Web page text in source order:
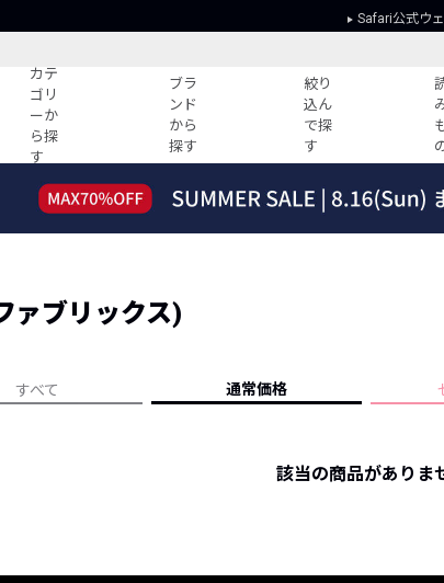
Safari公式ウ
カテ
ゴリ
ーか
ら探
す
ブラ
ンド
から
探す
絞り
込ん
で探
す
すべての記事
ーデ紹介
HOTなコーデ TOP20
人気記事ランキング
フォーカスブランド
プラ
ァブリックス)
すべて 通常価格
該当の商品がありま